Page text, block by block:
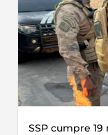
SSP cumpre